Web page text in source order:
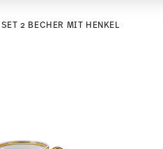
SET 2 BECHER MIT HENKEL